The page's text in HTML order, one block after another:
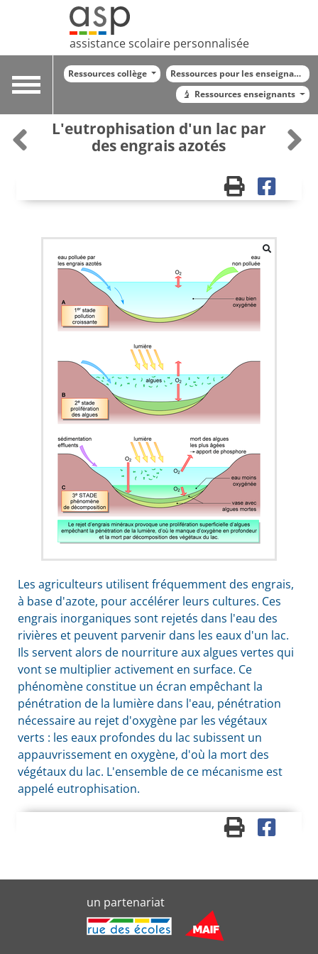
assistance scolaire personnalisée
Toggle
Ressources collège
Ressources pour les enseignants
Ressources enseignants
L'eutrophisation d'un lac par
des engrais azotés
Les agriculteurs utilisent fréquemment des engrais,
à base d'azote, pour accélérer leurs cultures. Ces
engrais inorganiques sont rejetés dans l'eau des
rivières et peuvent parvenir dans les eaux d'un lac.
Ils servent alors de nourriture aux algues vertes qui
vont se multiplier activement en surface. Ce
phénomène constitue un écran empêchant la
pénétration de la lumière dans l'eau, pénétration
nécessaire au rejet d'oxygène par les végétaux
verts : les eaux profondes du lac subissent un
appauvrissement en oxygène, d'où la mort des
végétaux du lac. L'ensemble de ce mécanisme est
appelé eutrophisation.
un partenariat